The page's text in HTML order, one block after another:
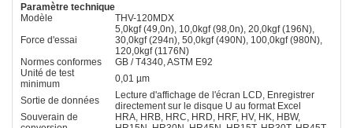
Paramètre technique
Modèle
THV-120MDX
Force d'essai
5,0kgf (49,0n), 10,0kgf (98,0n), 20,0kgf (196N),
30,0kgf (294n), 50,0kgf (490N), 100,0kgf (980N),
120,0kgf (1176N)
Normes conformes
GB / T4340, ASTM E92
Unité de test
minimum
0,01 µm
Sortie de données
Lecture d'affichage de l'écran LCD, Enregistrer
directement sur le disque U au format Excel
Souverain de
HRA, HRB, HRC, HRD, HRF, HV, HK, HBW,